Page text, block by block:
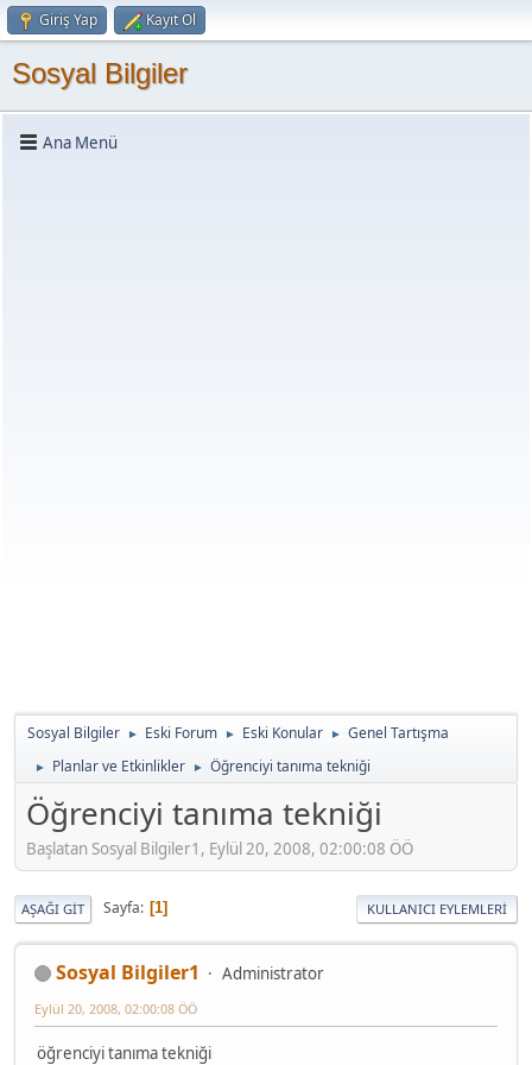
Giriş Yap Kayıt Ol
Sosyal Bilgiler
Ana Menü
Sosyal Bilgiler ► Eski Forum ► Eski Konular ► Genel Tartışma
► Planlar ve Etkinlikler ► Öğrenciyi tanıma tekniği
Öğrenciyi tanıma tekniği
Başlatan Sosyal Bilgiler1, Eylül 20, 2008, 02:00:08 ÖÖ
AŞAĞI GIT Sayfa 1 KULLANICI EYLEMLERI
Sosyal Bilgiler1 Administrator
Eylül 20, 2008, 02:00:08 ÖÖ
öğrenciyi tanıma tekniği